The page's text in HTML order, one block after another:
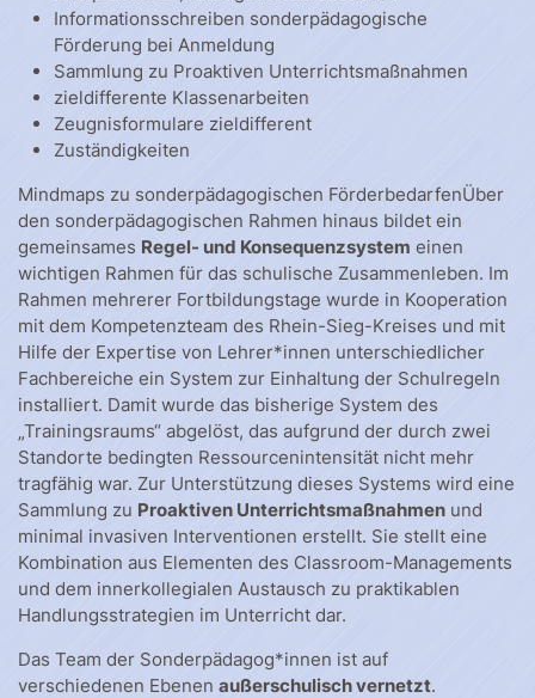
Informationsschreiben sonderpädagogische
Förderung bei Anmeldung
Sammlung zu Proaktiven Unterrichtsmaßnahmen
zieldifferente Klassenarbeiten
Zeugnisformulare zieldifferent
Zuständigkeiten
Mindmaps zu sonderpädagogischen FörderbedarfenÜber
den sonderpädagogischen Rahmen hinaus bildet ein
gemeinsames Regel- und Konsequenzsystem einen
wichtigen Rahmen für das schulische Zusammenleben. Im
Rahmen mehrerer Fortbildungstage wurde in Kooperation
mit dem Kompetenzteam des Rhein-Sieg-Kreises und mit
Hilfe der Expertise von Lehrer*innen unterschiedlicher
Fachbereiche ein System zur Einhaltung der Schulregeln
installiert. Damit wurde das bisherige System des
„Trainingsraums“ abgelöst, das aufgrund der durch zwei
Standorte bedingten Ressourcenintensität nicht mehr
tragfähig war. Zur Unterstützung dieses Systems wird eine
Sammlung zu Proaktiven Unterrichtsmaßnahmen und
minimal invasiven Interventionen erstellt. Sie stellt eine
Kombination aus Elementen des Classroom-Managements
und dem innerkollegialen Austausch zu praktikablen
Handlungsstrategien im Unterricht dar.
Das Team der Sonderpädagog*innen ist auf
verschiedenen Ebenen außerschulisch vernetzt.